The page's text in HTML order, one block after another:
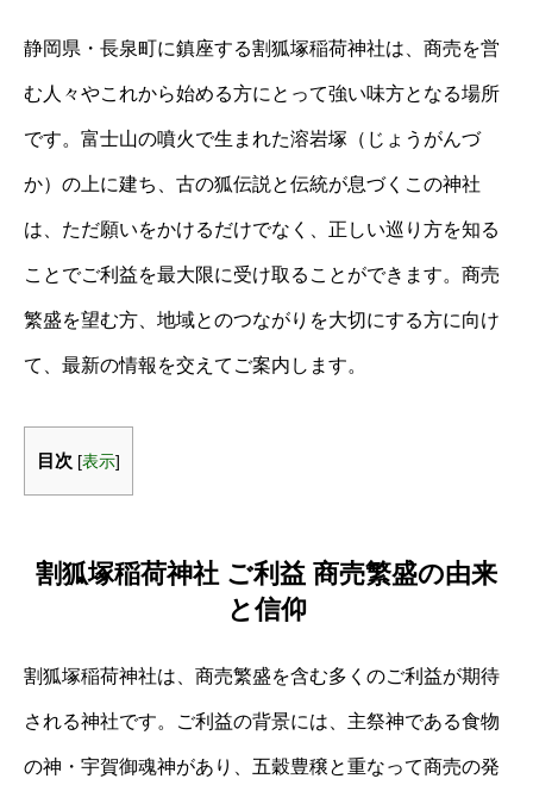
静岡県・長泉町に鎮座する割狐塚稲荷神社は、商売を営
む人々やこれから始める方にとって強い味方となる場所
です。富士山の噴火で生まれた溶岩塚（じょうがんづ
か）の上に建ち、古の狐伝説と伝統が息づくこの神社
は、ただ願いをかけるだけでなく、正しい巡り方を知る
ことでご利益を最大限に受け取ることができます。商売
繁盛を望む方、地域とのつながりを大切にする方に向け
て、最新の情報を交えてご案内します。
目次 [表示]
割狐塚稲荷神社 ご利益 商売繁盛の由来
と信仰
割狐塚稲荷神社は、商売繁盛を含む多くのご利益が期待
される神社です。ご利益の背景には、主祭神である食物
の神・宇賀御魂神があり、五穀豊穣と重なって商売の発